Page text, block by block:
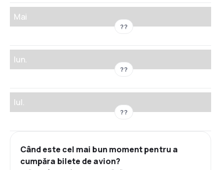
Mai
??
Iun.
??
Iul.
??
Când este cel mai bun moment pentru a
cumpăra bilete de avion?